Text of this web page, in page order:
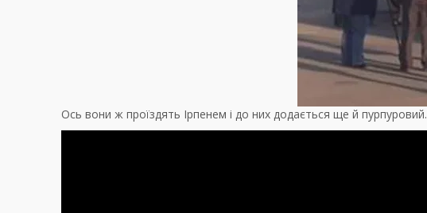
Ось вони ж проїздять Ірпенем і до них додається ще й пурпуровий.